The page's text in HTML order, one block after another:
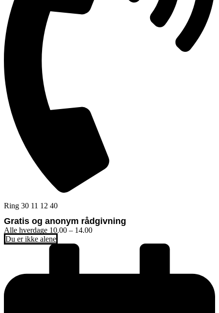
Ring 30 11 12 40
Gratis og anonym rådgivning
Alle hverdage 10.00 – 14.00
Du er ikke alene